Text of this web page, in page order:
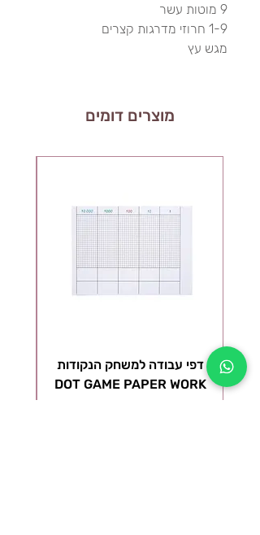
9 מוטות עשר
1-9 חרוזי מדרגות קצרים
מגש עץ
מוצרים דומים
דפי עבודה למשחק הנקודות
DOT GAME PAPER WORK